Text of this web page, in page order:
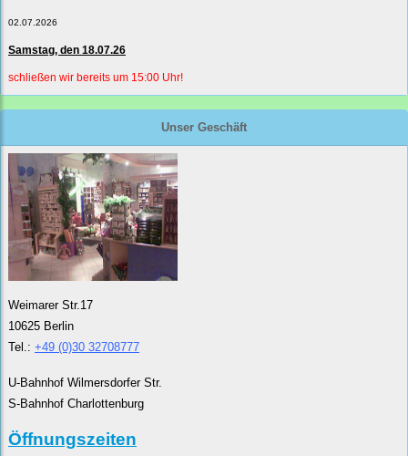
02.07.2026
Samstag, den 18.07.26
schließen wir bereits um 15:00 Uhr!
Unser Geschäft
Weimarer Str.17
10625 Berlin
Tel.: +49 (0)30 32708777
U-Bahnhof Wilmersdorfer Str.
S-Bahnhof Charlottenburg
Öffnungszeiten